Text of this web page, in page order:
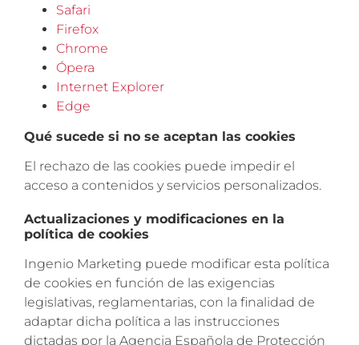
Safari
Firefox
Chrome
Ópera
Internet Explorer
Edge
Qué sucede si no se aceptan las cookies
El rechazo de las cookies puede impedir el
acceso a contenidos y servicios personalizados.
Actualizaciones y modificaciones en la
política de cookies
Ingenio Marketing puede modificar esta política
de cookies en función de las exigencias
legislativas, reglamentarias, con la finalidad de
adaptar dicha política a las instrucciones
dictadas por la Agencia Española de Protección